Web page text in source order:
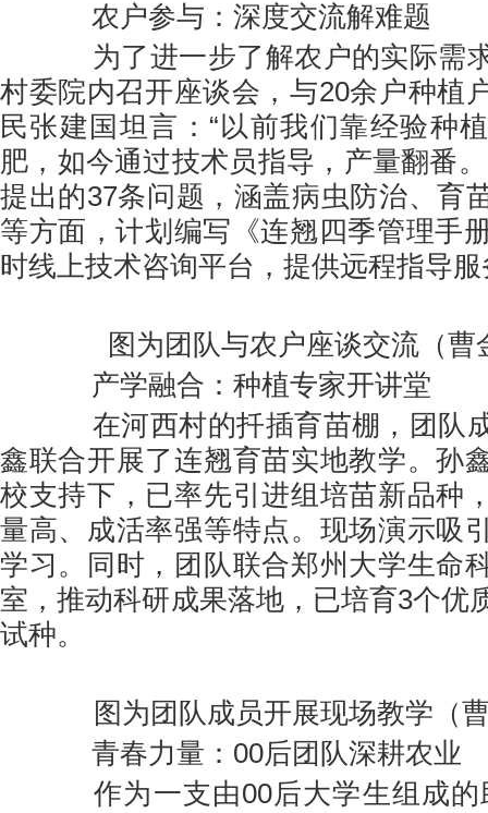
农户参与：深度交流解难题
为了进一步了解农户的实际需
村委院内召开座谈会，与20余户种植
民张建国坦言：“以前我们靠经验种
肥，如今通过技术员指导，产量翻番
提出的37条问题，涵盖病虫防治、育
等方面，计划编写《连翘四季管理手
时线上技术咨询平台，提供远程指导
图为团队与农户座谈交流（曹
产学融合：种植专家开讲堂
在河西村的扦插育苗棚，团队
鑫联合开展了连翘育苗实地教学。孙
校支持下，已率先引进组培苗新品种
量高、成活率强等特点。现场演示吸
学习。同时，团队联合郑州大学生命
室，推动科研成果落地，已培育3个优
试种。
图为团队成员开展现场教学（
青春力量：00后团队深耕农业
作为一支由00后大学生组成的